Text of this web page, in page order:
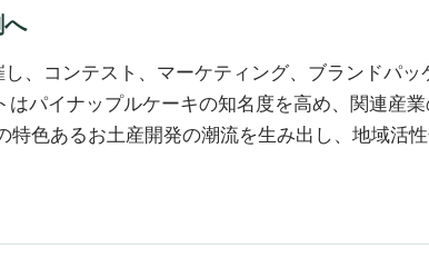
、コンテスト、マーケティング、ブランドパ
はパイナップルケーキの知名度を高め、関連産
色あるお土産開発の潮流を生み出し、地域活